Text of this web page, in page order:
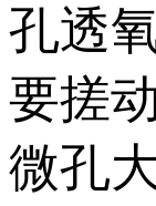
孔透
要搓
微孔